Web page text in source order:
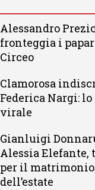
Alessandro
fronteggia i
Circeo
Clamorosa
Federica Nargi: lo
virale
Gianluigi
Alessia Elefante,
per il
dell’estate